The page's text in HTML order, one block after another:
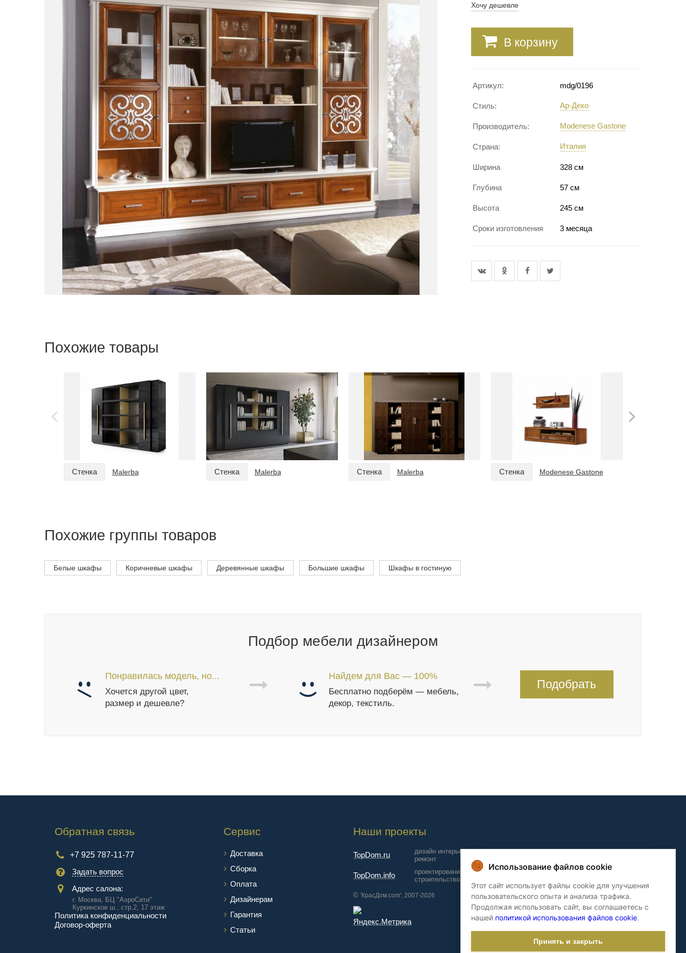
Хочу дешевле
В корзину
Артикул: mdg/0196
Стиль: Ар-Деко
Производитель: Modenese Gastone
Страна: Италия
Ширина 328 см
Глубина 57 см
Высота 245 см
Сроки изготовления 3 месяца
Похожие товары
Стенка Malerba Стенка Malerba Стенка Malerba Стенка Modenese Gastone
Похожие группы товаров
Белые шкафы Коричневые шкафы Деревянные шкафы Большие шкафы Шкафы в гостиную
Подбор мебели дизайнером
Понравилась модель, но...
Хочется другой цвет,
размер и дешевле?
Найдем для Вас — 100%
Бесплатно подберём — мебель,
декор, текстиль.
Подобрать
Обратная связь
+7 925 787-11-77
Задать вопрос
Адрес салона:
г. Москва, БЦ "АэроCити"
Куркинское ш., стр.2, 17 этаж
Политика конфиденциальности
Договор-оферта
Сервис
Доставка
Сборка
Оплата
Дизайнерам
Гарантия
Cтатьи
Наши проекты
TopDom.ru
дизайн интерьера и
ремонт
TopDom.info
проектирование и
строительство домов
© 'КрасДом.com', 2007-2026
Использование файлов cookie
Этот сайт использует файлы cookie для улучшения
пользовательского опыта и анализа трафика.
Продолжая использовать сайт, вы соглашаетесь с
нашей политикой использования файлов cookie.
Принять и закрыть